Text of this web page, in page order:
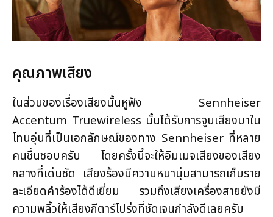
คุณภาพเสียง
ในส่วนของเรื่องเสียงนั้นหูฟัง Sennheiser
Accentum Truewireless นั้นได้รับการจูนเสียงมาใน
โทนอุ่นที่เป็นเอกลักษณ์ของทาง Sennheiser ที่หลาย
คนชื่นชอบครับ โดยครั้งนี้จะให้อิมเมจเสียงของเสียง
กลางที่เด่นชัด เสียงร้องมีความหนานุ่มสามารถเก็บราย
ละเอียดคำร้องได้ดีเยี่ยม รวมถึงเสียงเครื่องสายยังมี
ความพลิ้วให้เสียงกีตาร์โปร่งที่ชัดเจนกำลังดีเลยครับ